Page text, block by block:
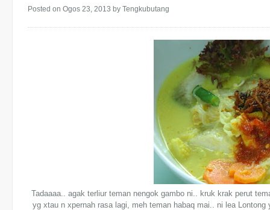
Posted on Ogos 23, 2013 by Tengkubutang
Tadaaaa.. agak terliur teman nengok gambo ni.. kruk krak perut
yg xtau n xpernah rasa lagi, meh teman habaq mai.. ni lea